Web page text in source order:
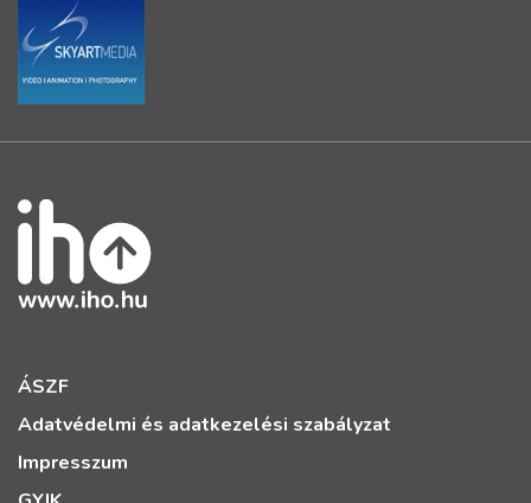
ÁSZF
Adatvédelmi és adatkezelési szabályzat
Impresszum